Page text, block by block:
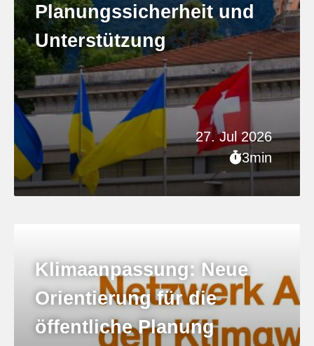
27. Jul 2026
3min
Planungssicherheit und
Unterstützung
Klimaanpassung: Neue
Orientierung für die
öffentliche Planung